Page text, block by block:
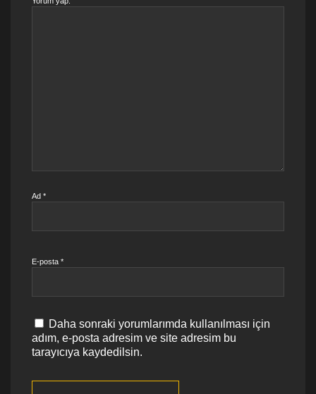
Ad *
E-posta *
Daha sonraki yorumlarımda kullanılması için
adım, e-posta adresim ve site adresim bu
tarayıcıya kaydedilsin.